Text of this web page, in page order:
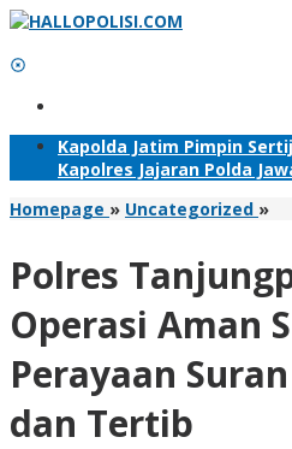
Lewati
konten
Kapolda Jatim Pimpin
Kapolres Jajaran Polda
Homepage » Uncategorized »
Polres
Operasi Aman
Perayaan
dan Tertib